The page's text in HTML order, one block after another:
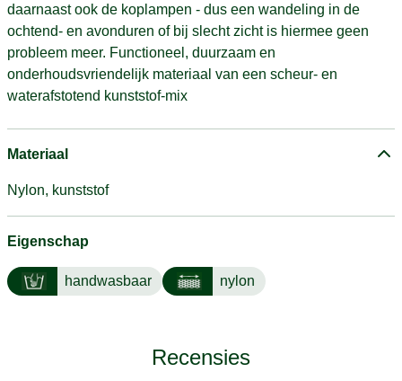
daarnaast ook de koplampen - dus een wandeling in de
ochtend- en avonduren of bij slecht zicht is hiermee geen
probleem meer. Functioneel, duurzaam en
onderhoudsvriendelijk materiaal van een scheur- en
waterafstotend kunststof-mix
Materiaal
Nylon, kunststof
Eigenschap
handwasbaar nylon
Recensies